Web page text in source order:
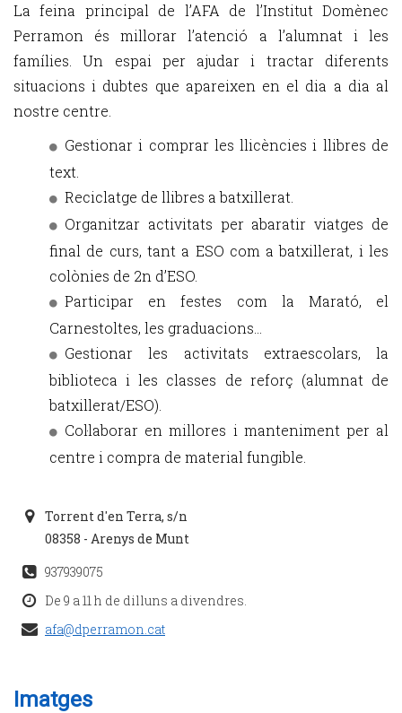
La feina principal de l’AFA de l’Institut Domènec
Perramon és millorar l’atenció a l’alumnat i les
famílies. Un espai per ajudar i tractar diferents
situacions i dubtes que apareixen en el dia a dia al
nostre centre.
Gestionar i comprar les llicències i llibres de
text.
Reciclatge de llibres a batxillerat.
Organitzar activitats per abaratir viatges de
final de curs, tant a ESO com a batxillerat, i les
colònies de 2n d’ESO.
Participar en festes com la Marató, el
Carnestoltes, les graduacions...
Gestionar les activitats extraescolars, la
biblioteca i les classes de reforç (alumnat de
batxillerat/ESO).
Col·laborar en millores i manteniment per al
centre i compra de material fungible.
Torrent d'en Terra, s/n
08358 - Arenys de Munt
937939075
De 9 a 11 h de dilluns a divendres.
afa@dperramon.cat
Imatges